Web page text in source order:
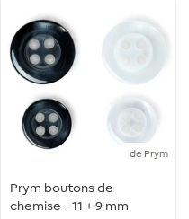
de Prym
Prym boutons de
chemise - 11 + 9 mm